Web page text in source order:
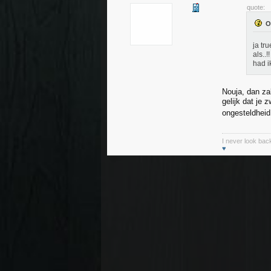
quote:
ja
had
Nouja, dan
gelijk dat je
I never look
♥